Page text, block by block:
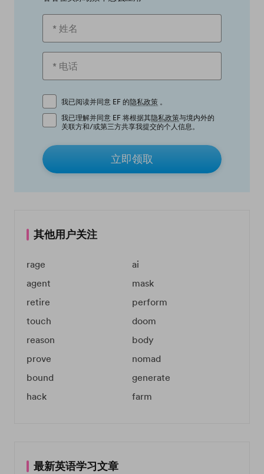
我已阅读并同意 EF 的隐私政策 。
我已理解并同意 EF 将根据其隐私政策与境内外的
关联方和/或第三方共享我提交的个人信息。
立即领取
其他用户关注
rage
ai
agent
mask
retire
perform
touch
doom
reason
body
prove
nomad
bound
generate
hack
farm
最新英语学习文章